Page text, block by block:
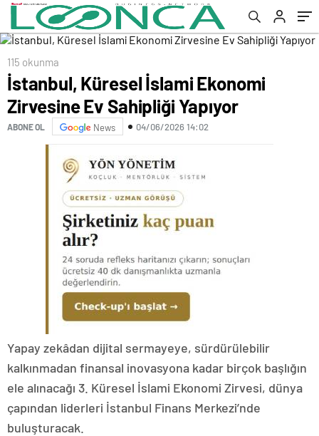
115 okunma
İstanbul, Küresel İslami Ekonomi
Zirvesine Ev Sahipliği Yapıyor
ABONE OL News 04/06/2026 14:02
Yapay zekâdan dijital sermayeye, sürdürülebilir
kalkınmadan finansal inovasyona kadar birçok başlığın
ele alınacağı 3. Küresel İslami Ekonomi Zirvesi, dünya
çapından liderleri İstanbul Finans Merkezi’nde
buluşturacak.